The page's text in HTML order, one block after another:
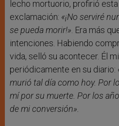
lecho mortuorio, profirió
exclamación: «¡No serviré
se pueda morir!». Era más
intenciones. Habiendo
vida, selló su acontecer. Él
periódicamente en su diario:
murió tal día como hoy. Por
mí por su muerte. Por los
de mi conversión».